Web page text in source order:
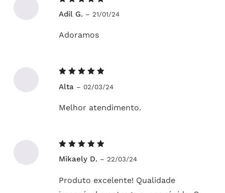
5de 5
Adil G. – 21/01/24
Adoramos
5de 5
Alta – 02/03/24
Melhor atendimento.
5de 5
Mikaely D. – 22/03/24
Produto excelente! Qualidade